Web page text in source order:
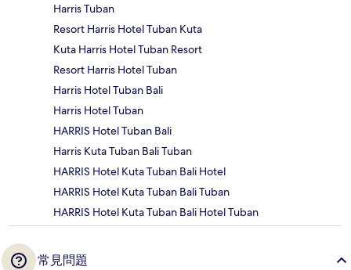
Harris Tuban
Resort Harris Hotel Tuban Kuta
Kuta Harris Hotel Tuban Resort
Resort Harris Hotel Tuban
Harris Hotel Tuban Bali
Harris Hotel Tuban
HARRIS Hotel Tuban Bali
Harris Kuta Tuban Bali Tuban
HARRIS Hotel Kuta Tuban Bali Hotel
HARRIS Hotel Kuta Tuban Bali Tuban
HARRIS Hotel Kuta Tuban Bali Hotel Tuban
常見問題